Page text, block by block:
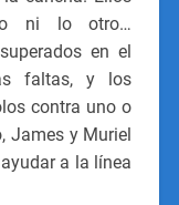
ni lo otro…
en el
faltas, y los
contra uno o
James y Muriel
a la línea